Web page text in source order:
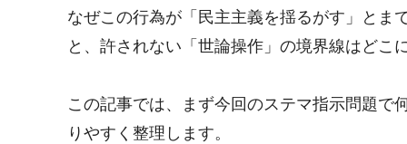
なぜこの行為が「民主主義を揺るがす」とま
と、許されない「世論操作」の境界線はどこ
この記事では、まず今回のステマ指示問題で
りやすく整理します。